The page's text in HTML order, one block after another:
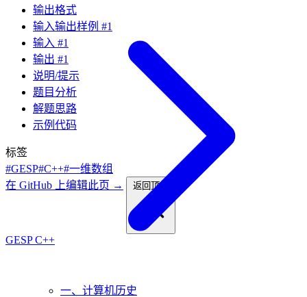
一、计算机历史
输出格式
输入输出样例 #1
输入 #1
输出 #1
说明/提示
题目分析
解题思路
示例代码
标签
#GESP#C++#一维数组
在 GitHub 上编辑此页 →
返回顶部
GESP C++